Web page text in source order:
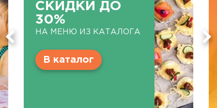
СКИДКИ ДО
30%
НА МЕНЮ ИЗ КАТАЛОГА
В каталог